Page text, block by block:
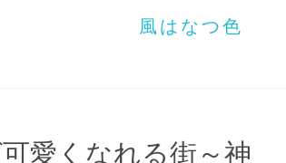
風はなつ色
愛くなれる街～神